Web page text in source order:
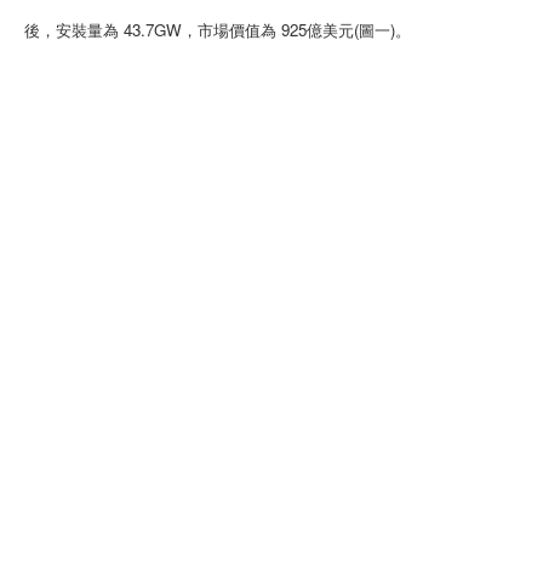
後，安裝量為 43.7GW，市場價值為 925億美元(圖一)。